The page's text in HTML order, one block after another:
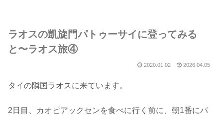
ラオスの凱旋門パトゥーサイに登ってみる
と〜ラオス旅④
2020.01.02 2026.04.05
タイの隣国ラオスに来ています。
2日目、カオピアックセンを食べに行く前に、朝1番にパ